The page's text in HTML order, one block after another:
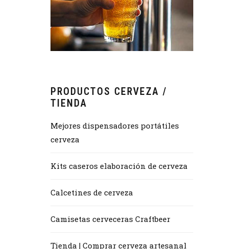
PRODUCTOS CERVEZA /
TIENDA
Mejores dispensadores portátiles
cerveza
Kits caseros elaboración de cerveza
Calcetines de cerveza
Camisetas cerveceras Craftbeer
Tienda | Comprar cerveza artesanal